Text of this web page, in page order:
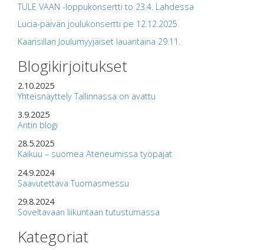
TULE VAAN -loppukonsertti to 23.4. Lahdessa
Lucia-päivän joulukonsertti pe 12.12.2025
Kaarisillan Joulumyyjäiset lauantaina 29.11.
Blogikirjoitukset
2.10.2025
Yhteisnäyttely Tallinnassa on avattu
3.9.2025
Antin blogi
28.5.2025
Kaikuu – suomea Ateneumissa työpajat
24.9.2024
Saavutettava Tuomasmessu
29.8.2024
Soveltavaan liikuntaan tutustumassa
Kategoriat